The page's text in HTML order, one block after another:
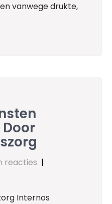
vanwege drukte,
reacties |
Internos